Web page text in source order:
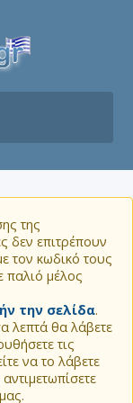
της
δεν επιτρέπουν
τον κωδικό τους
παλιό μέλος
την σελίδα.
λεπτά θα λάβετε
τις
να το λάβετε